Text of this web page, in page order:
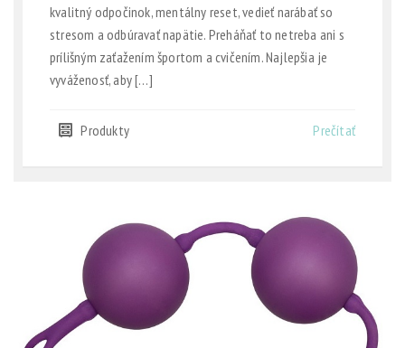
kvalitný odpočinok, mentálny reset, vedieť narábať so
stresom a odbúravať napätie. Preháňať to netreba ani s
prílišným zaťažením športom a cvičením. Najlepšia je
vyváženosť, aby […]
Produkty Prečítať